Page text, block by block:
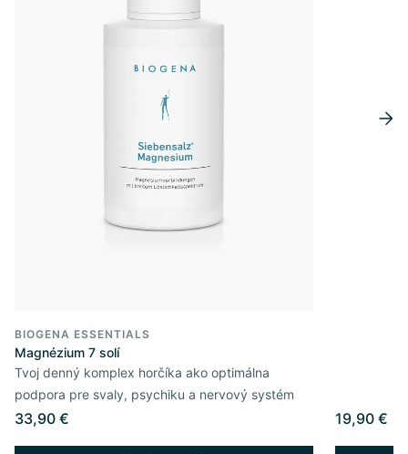
BIOGENA ESSENTIALS
Magnézium 7 solí
Tvoj denný komplex horčíka ako optimálna
podpora pre svaly, psychiku a nervový systém
33,90 € 19,90 €